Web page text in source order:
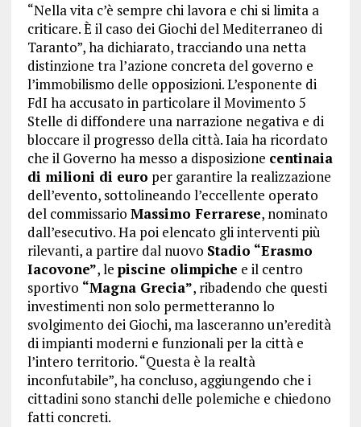
“Nella vita c’è sempre chi lavora e chi si limita a
criticare. È il caso dei Giochi del Mediterraneo di
Taranto”, ha dichiarato, tracciando una netta
distinzione tra l’azione concreta del governo e
l’immobilismo delle opposizioni. L’esponente di
FdI ha accusato in particolare il Movimento 5
Stelle di diffondere una narrazione negativa e di
bloccare il progresso della città. Iaia ha ricordato
che il Governo ha messo a disposizione centinaia
di milioni di euro per garantire la realizzazione
dell’evento, sottolineando l’eccellente operato
del commissario Massimo Ferrarese, nominato
dall’esecutivo. Ha poi elencato gli interventi più
rilevanti, a partire dal nuovo Stadio “Erasmo
Iacovone”, le piscine olimpiche e il centro
sportivo “Magna Grecia”, ribadendo che questi
investimenti non solo permetteranno lo
svolgimento dei Giochi, ma lasceranno un’eredità
di impianti moderni e funzionali per la città e
l’intero territorio. “Questa è la realtà
inconfutabile”, ha concluso, aggiungendo che i
cittadini sono stanchi delle polemiche e chiedono
fatti concreti.